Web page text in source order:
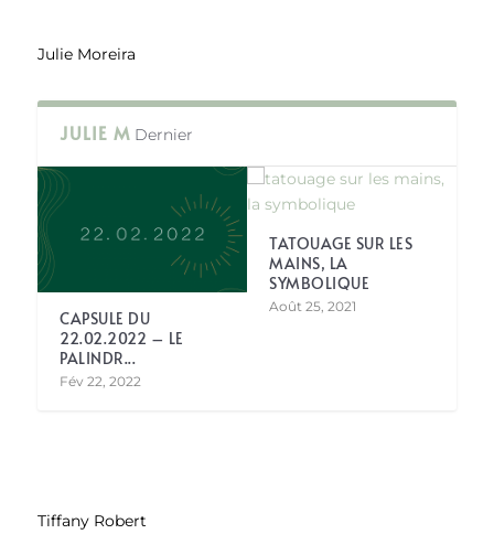
Julie Moreira
JULIE M Dernier
CAPSULE DU
22.02.2022 – LE
PALINDR...
Fév 22, 2022
TATOUAGE SUR LES
MAINS, LA
SYMBOLIQUE
Août 25, 2021
Tiffany Robert